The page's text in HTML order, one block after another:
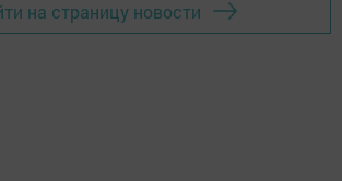
на страницу новости